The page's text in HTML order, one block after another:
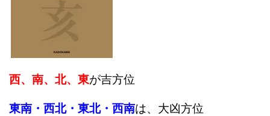
西、南、北、東が吉方位
東南・西北・東北・西南は、大凶方位